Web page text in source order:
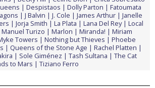
Despistaos Dolly Parton
Fatoumata
J Balvin J. Cole James Arthur
Janelle
Jorja Smith La Plata Lana Del Rey
Local
Manuel Turizo Marlon Miranda!
Miriam
Towers Nothing but Thieves
Phoebe
Queens of the Stone Age
Rachel Platten
Sole Giménez Tash Sultana
The Cat
to Mars Tiziano Ferro